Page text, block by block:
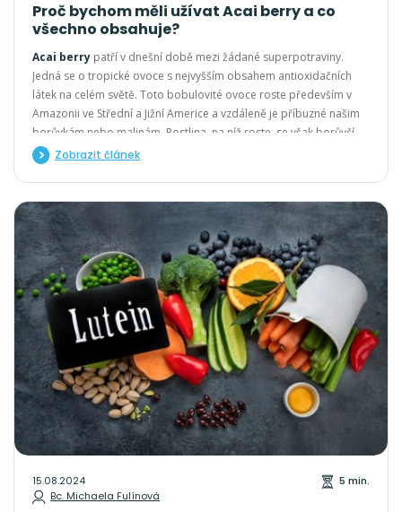
Proč bychom měli užívat Acai berry a co
všechno obsahuje?
Acai berry patří v dnešní době mezi žádané superpotraviny.
Jedná se o tropické ovoce s nejvyšším obsahem antioxidačních
látek na celém světě. Toto bobulovité ovoce roste především v
Amazonii ve Střední a Jižní Americe a vzdáleně je příbuzné našim
borůvkám nebo malinám. Rostlina, na níž roste, se však borůvčí
ani zdaleka nepodobá. Stejně tak i samotné plody Acai berry jsou
proč bychom měli Acai berry užívat.
Zobrazit článek
15.08.2024
Bc. Michaela Fulínová
5 min.